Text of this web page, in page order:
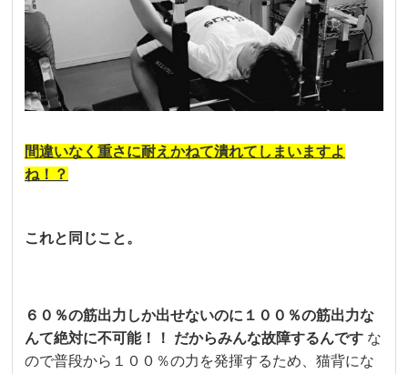
間違いなく重さに耐えかねて潰れてしまいますよ
ね！？
これと同じこと。
６０％の筋出力しか出せないのに１００％の筋出力な
んて絶対に不可能！！
だからみんな故障するんです な
ので普段から１００％の力を発揮するため、猫背にな